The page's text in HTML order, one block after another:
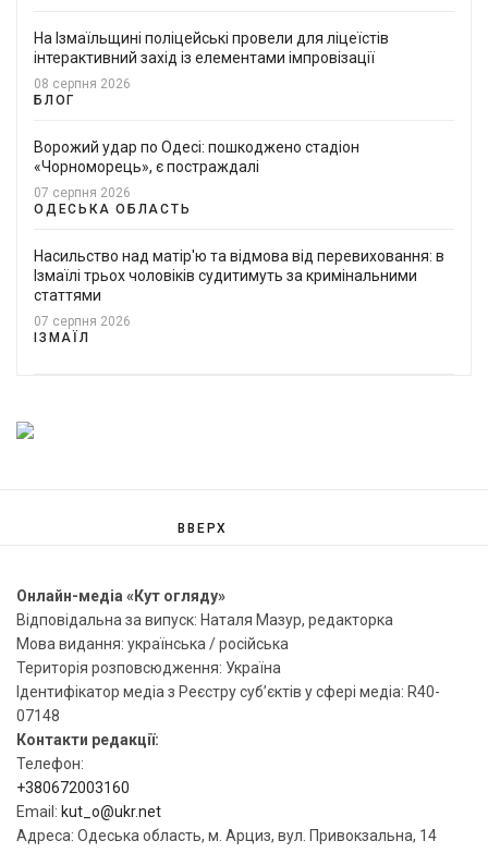
На Ізмаїльщині поліцейські провели для ліцеїстів
інтерактивний захід із елементами імпровізації
08 серпня 2026
БЛОГ
Ворожий удар по Одесі: пошкоджено стадіон
«Чорноморець», є постраждалі
07 серпня 2026
ОДЕСЬКА ОБЛАСТЬ
Насильство над матір'ю та відмова від перевиховання: в
Ізмаїлі трьох чоловіків судитимуть за кримінальними
статтями
07 серпня 2026
ІЗМАЇЛ
ВВЕРХ
Онлайн-медіа «Кут огляду»
Відповідальна за випуск: Наталя Мазур, редакторка
Мова видання: українська / російська
Територія розповсюдження: Україна
Ідентифікатор медіа з Реєстру суб’єктів у сфері медіа: R40-
07148
Контакти редакції:
Телефон:
+380672003160
Email: kut_o@ukr.net
Адреса: Одеська область, м. Арциз, вул. Привокзальна, 14